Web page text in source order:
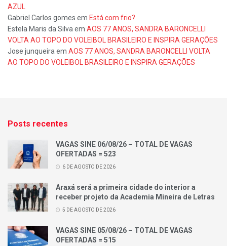
AZUL
Gabriel Carlos gomes em Está com frio?
Estela Maris da Silva em AOS 77 ANOS, SANDRA BARONCELLI
VOLTA AO TOPO DO VOLEIBOL BRASILEIRO E INSPIRA GERAÇÕES
Jose junqueira em AOS 77 ANOS, SANDRA BARONCELLI VOLTA
AO TOPO DO VOLEIBOL BRASILEIRO E INSPIRA GERAÇÕES
Posts recentes
VAGAS SINE 06/08/26 – TOTAL DE VAGAS
OFERTADAS = 523
6 DE AGOSTO DE 2026
Araxá será a primeira cidade do interior a
receber projeto da Academia Mineira de Letras
5 DE AGOSTO DE 2026
VAGAS SINE 05/08/26 – TOTAL DE VAGAS
OFERTADAS = 515